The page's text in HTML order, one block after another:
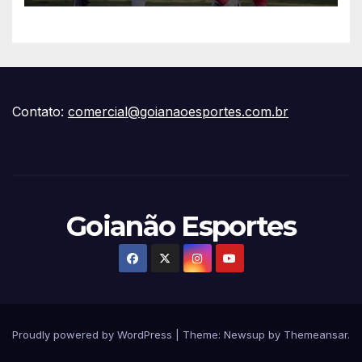
Contato: comercial@goianaoesportes.com.br
Goianão Esportes
Proudly powered by WordPress Theme: Newsup by Themeansar.